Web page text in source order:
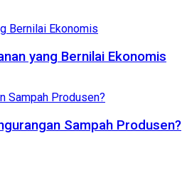
yang Bernilai Ekonomis
Sampah Produsen?